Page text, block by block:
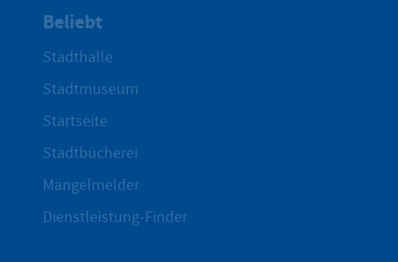
Beliebt
Stadthalle
Stadtmuseum
Startseite
Stadtbücherei
Mängelmelder
Dienstleistung-Finder